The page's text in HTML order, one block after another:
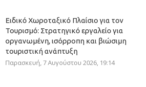
Ειδικό Χωροταξικό Πλαίσιο για τον
Τουρισμό: Στρατηγικό εργαλείο για
οργανωμένη, ισόρροπη και βιώσιμη
τουριστική ανάπτυξη
Παρασκευή, 7 Αυγούστου 2026, 19:14